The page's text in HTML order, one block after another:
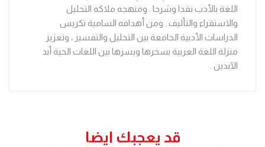
اللغة بالأدب نقدا وشرحا . ومنهجه ملاكه التحليل
والاستقراء والتأليف . ومن أهدافه السامية تكريس
الدراسات الأدبية الجامعة بين التحليل والتفسير ، وتعزيز
منزلة اللغة العربية بسحرها ويسرها بين اللغات الحية أبد
الآبدين .
قد يعجبك ايضا